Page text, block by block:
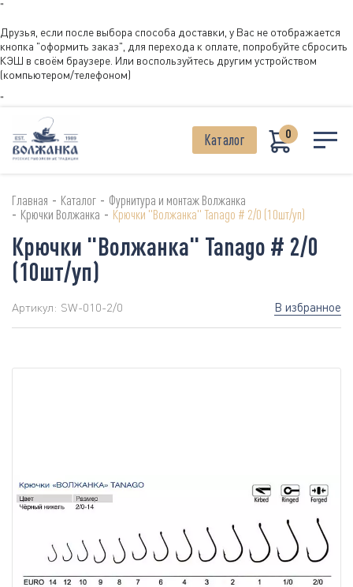
"
Друзья, если после выбора способа доставки, у Вас не отображается
кнопка "оформить заказ", для перехода к оплате, попробуйте сбросить
КЭШ в своём браузере. Или воспользуйтесь другим устройством
(компьютером/телефоном)
"
Каталог 0
Главная - Каталог - Фурнитура и монтаж Волжанка
- Крючки Волжанка - Крючки "Волжанка" Tanago # 2/0 (10шт/уп)
Крючки "Волжанка" Tanago # 2/0
(10шт/уп)
Артикул: SW-010-2/0 В избранное